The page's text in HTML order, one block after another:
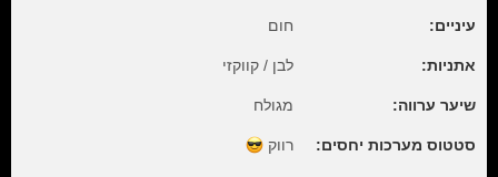
עיניים: חום
אתניות: לבן / קווקזי
שיער ערווה: מגולח
סטטוס מערכות יחסים: רווק